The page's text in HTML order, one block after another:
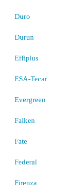
Duro
Durun
Effiplus
ESA-Tecar
Evergreen
Falken
Fate
Federal
Firenza